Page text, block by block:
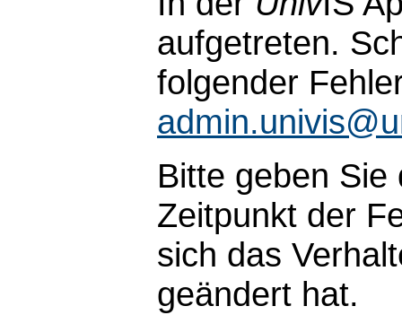
aufgetreten.
folgender
Bitte geben
Zeitpunkt der
sich das
geändert hat.